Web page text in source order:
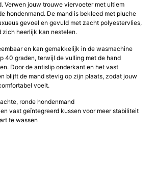
Verwen jouw trouwe viervoeter met ultiem
hondenmand. De mand is bekleed met pluche
gevoel en gevuld met zacht polyestervlies,
zich heerlijk kan nestelen.
en kan gemakkelijk in de wasmachine
40 graden, terwijl de vulling met de hand
Door de antislip onderkant en het vast
blijft de mand stevig op zijn plaats, zodat jouw
voelt.
ronde hondenmand
vast geïntegreerd kussen voor meer stabiliteit
te wassen